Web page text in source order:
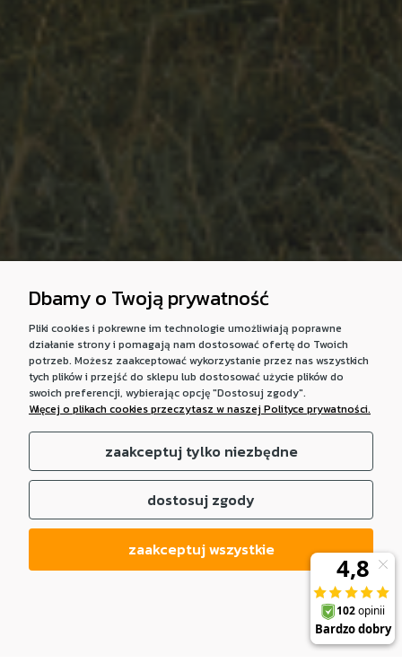
Dbamy o Twoją prywatność
Pliki cookies i pokrewne im technologie umożliwiają poprawne
działanie strony i pomagają nam dostosować ofertę do Twoich
potrzeb. Możesz zaakceptować wykorzystanie przez nas wszystkich
tych plików i przejść do sklepu lub dostosować użycie plików do
swoich preferencji, wybierając opcję "Dostosuj zgody".
Więcej o plikach cookies przeczytasz w naszej Polityce prywatności.
zaakceptuj tylko niezbędne
dostosuj zgody
zaakceptuj wszystkie